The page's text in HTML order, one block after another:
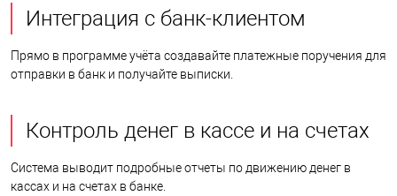
Интеграция с банк-клиентом
Прямо в программе учёта создавайте платежные поручения для
отправки в банк и получайте выписки.
Контроль денег в кассе и на счетах
Система выводит подробные отчеты по движению денег в
кассах и на счетах в банке.